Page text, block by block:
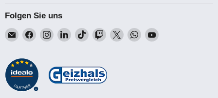
Folgen Sie uns
Email
Talk-
Finden
Sie
auf
Facebook
Finden
Sie
auf
Instagram
Finden
Sie
auf
LinkedIn
Finden
Sie
auf
TikTok
Finden
Sie
Twitch
Finden
Sie
Finden
Sie
Finden